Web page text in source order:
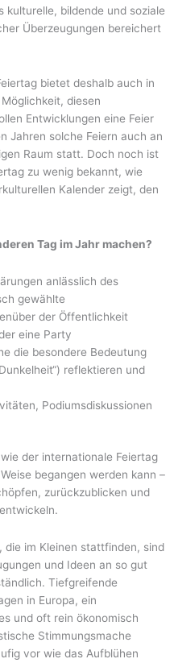
kulturelle, bildende und soziale
Überzeugungen bereichert
bietet deshalb auch in
diesen
Entwicklungen eine Feier
Jahren solche Feiern auch an
Raum statt. Doch noch ist
zu wenig bekannt, wie
Kalender zeigt, den
Tag im Jahr machen?
anlässlich des
gewählte
der Öffentlichkeit
eine Party
die besondere Bedeutung
reflektieren und
Podiumsdiskussionen
der internationale Feiertag
begangen werden kann –
zurückzublicken und
im Kleinen stattfinden, sind
und Ideen an so gut
Tiefgreifende
in Europa, ein
und oft rein ökonomisch
Stimmungsmache
vor wie das Aufblühen